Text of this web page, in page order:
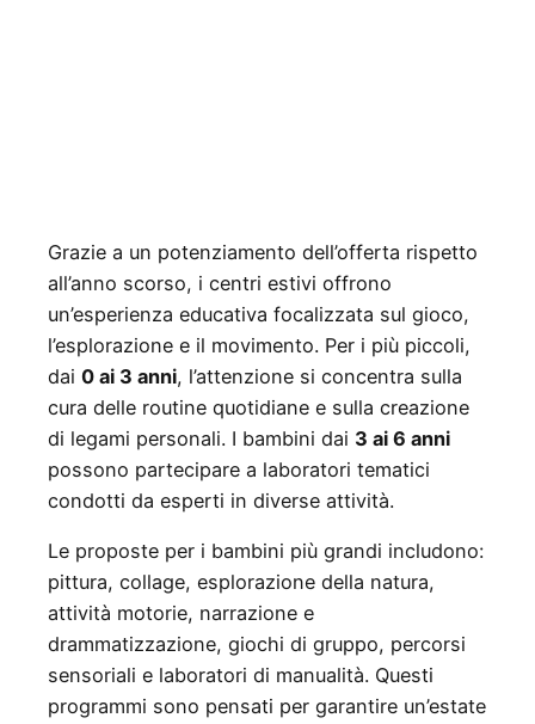
Grazie a un potenziamento dell’offerta rispetto
all’anno scorso, i centri estivi offrono
un’esperienza educativa focalizzata sul gioco,
l’esplorazione e il movimento. Per i più piccoli,
dai 0 ai 3 anni, l’attenzione si concentra sulla
cura delle routine quotidiane e sulla creazione
di legami personali. I bambini dai 3 ai 6 anni
possono partecipare a laboratori tematici
condotti da esperti in diverse attività.
Le proposte per i bambini più grandi includono:
pittura, collage, esplorazione della natura,
attività motorie, narrazione e
drammatizzazione, giochi di gruppo, percorsi
sensoriali e laboratori di manualità. Questi
programmi sono pensati per garantire un’estate